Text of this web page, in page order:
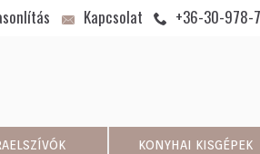
Kapcsolat +36-30-978-
KONYHAI KISGÉPEK